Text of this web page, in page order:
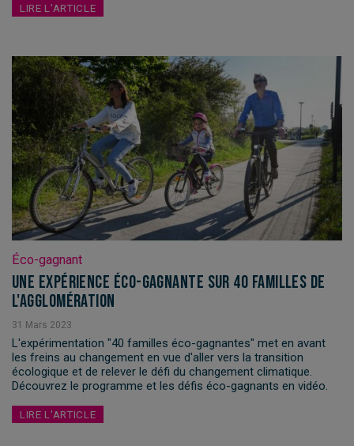
LIRE L'ARTICLE
Éco-gagnant
Une expérience éco-gagnante sur 40 familles de
l'agglomération
31 Mars 2023
L'expérimentation "40 familles éco-gagnantes" met en avant
les freins au changement en vue d'aller vers la transition
écologique et de relever le défi du changement climatique.
Découvrez le programme et les défis éco-gagnants en vidéo.
LIRE L'ARTICLE